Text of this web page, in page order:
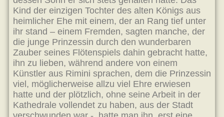
Kind der einzigen Tochter des alten Königs aus
heimlicher Ehe mit einem, der an Rang tief unter
ihr stand – einem Fremden, sagten manche, der
die junge Prinzessin durch den wunderbaren
Zauber seines Flötenspiels dahin gebracht hatte,
ihn zu lieben, während andere von einem
Künstler aus Rimini sprachen, dem die Prinzessin
viel, möglicherweise allzu viel Ehre erwiesen
hatte und der plötzlich, ohne seine Arbeit in der
Kathedrale vollendet zu haben, aus der Stadt